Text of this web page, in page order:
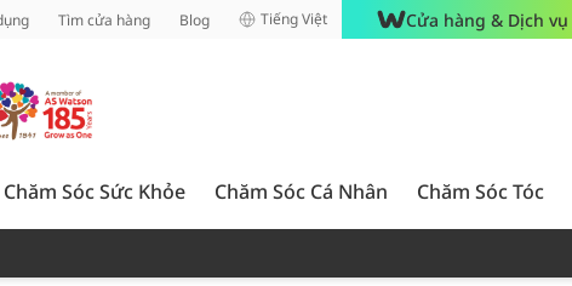
Tìm cửa hàng Blog Tiếng Việt Cửa hàng & Dịch vụ
Chăm Sóc Sức Khỏe Chăm Sóc Cá Nhân Chăm Sóc Tóc